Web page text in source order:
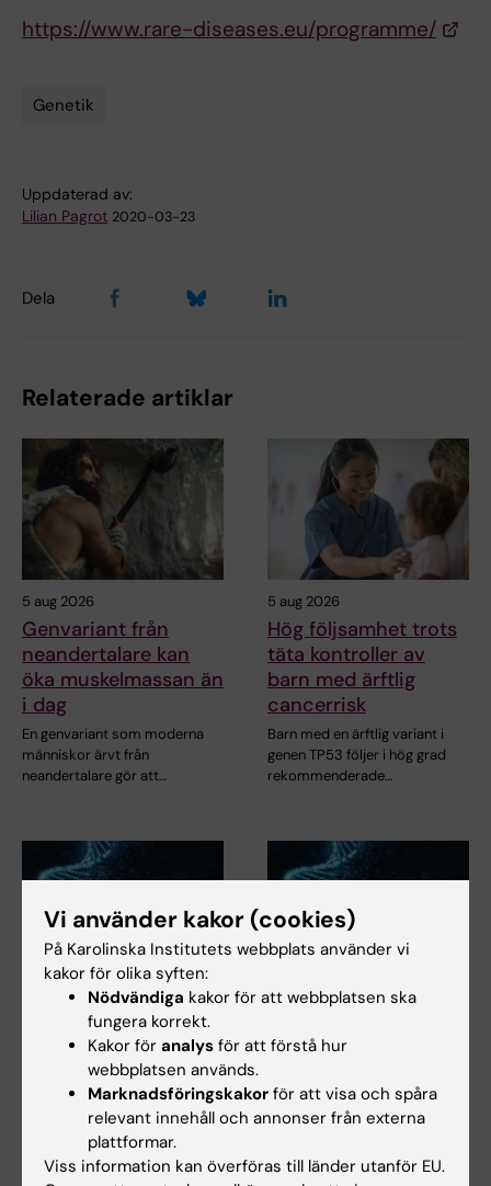
https://www.rare-diseases.eu/programme/
Genetik
Uppdaterad av:
Lilian Pagrot 2020-03-23
Dela
Relaterade artiklar
5 aug 2026
Genvariant från
neandertalare kan
öka muskelmassan än
i dag
En genvariant som moderna
människor ärvt från
neandertalare gör att…
5 aug 2026
Hög följsamhet trots
täta kontroller av
barn med ärftlig
cancerrisk
Barn med en ärftlig variant i
genen TP53 följer i hög grad
rekommenderade…
26 jun 2026
Autistiska personer
är inte rädda för
genetisk forskning –
men för hur den kan
användas
Hur ser autistiska personer
och deras anhöriga på genetisk
26 jun 2026
Autistiska personer
är inte rädda för
genetisk forskning –
men för hur den kan
användas
Hur ser autistiska personer
och deras anhöriga på genetisk
Vi använder kakor (cookies)
På Karolinska Institutets webbplats använder vi
kakor för olika syften:
Nödvändiga kakor för att webbplatsen ska
fungera korrekt.
Kakor för analys för att förstå hur
webbplatsen används.
Marknadsföringskakor för att visa och spåra
relevant innehåll och annonser från externa
plattformar.
Viss information kan överföras till länder utanför EU.